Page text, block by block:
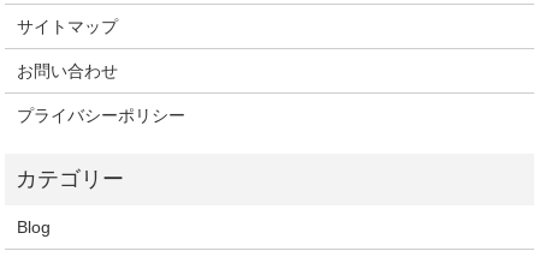
サイトマップ
お問い合わせ
プライバシーポリシー
Blog